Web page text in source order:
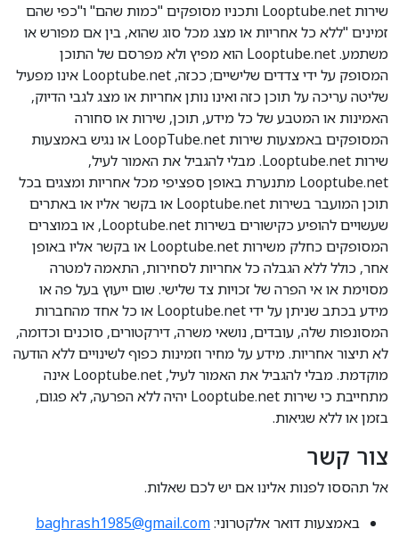
שירות Looptube.net ותכניו מסופקים "כמות שהם" ו"כפי שהם
זמינים "ללא כל אחריות או מצג מכל סוג שהוא, בין אם מפורש או
משתמע. Looptube.net הוא מפיץ ולא מפרסם של התוכן
המסופק על ידי צדדים שלישיים; ככזה, Looptube.net אינו מפעיל
שליטה עריכה על תוכן כזה ואינו נותן אחריות או מצג לגבי הדיוק,
האמינות או המטבע של כל מידע, תוכן, שירות או סחורה
המסופקים באמצעות שירות LoopTube.net או נגיש באמצעות
שירות Looptube.net. מבלי להגביל את האמור לעיל,
Looptube.net מתנערת באופן ספציפי מכל אחריות ומצגים בכל
תוכן המועבר בשירות Looptube.net או בקשר אליו או באתרים
שעשויים להופיע כקישורים בשירות Looptube.net, או במוצרים
המסופקים כחלק משירות Looptube.net או בקשר אליו באופן
אחר, כולל ללא הגבלה כל אחריות לסחירות, התאמה למטרה
מסוימת או אי הפרה של זכויות צד שלישי. שום ייעוץ בעל פה או
מידע בכתב שניתן על ידי Looptube.net או כל אחד מהחברות
המסונפות שלה, עובדים, נושאי משרה, דירקטורים, סוכנים וכדומה,
לא תיצור אחריות. מידע על מחיר וזמינות כפוף לשינויים ללא הודעה
מוקדמת. מבלי להגביל את האמור לעיל, Looptube.net אינה
מתחייבת כי שירות Looptube.net יהיה ללא הפרעה, לא פגום,
בזמן או ללא שגיאות.
צור קשר
אל תהססו לפנות אלינו אם יש לכם שאלות.
באמצעות דואר אלקטרוני:baghrash1985@gmail.com